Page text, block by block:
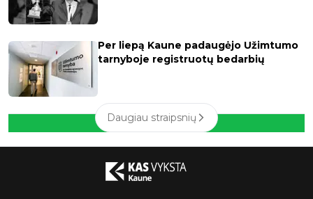
Per liepą Kaune padaugėjo Užimtumo
tarnyboje registruotų bedarbių
Daugiau straipsnių